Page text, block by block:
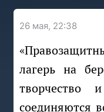
26 мая, 22:38
«Правозащитный бустер» — палаточный
лагерь на
творчество
соединяются